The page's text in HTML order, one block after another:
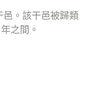
。該干邑被歸類
之間。